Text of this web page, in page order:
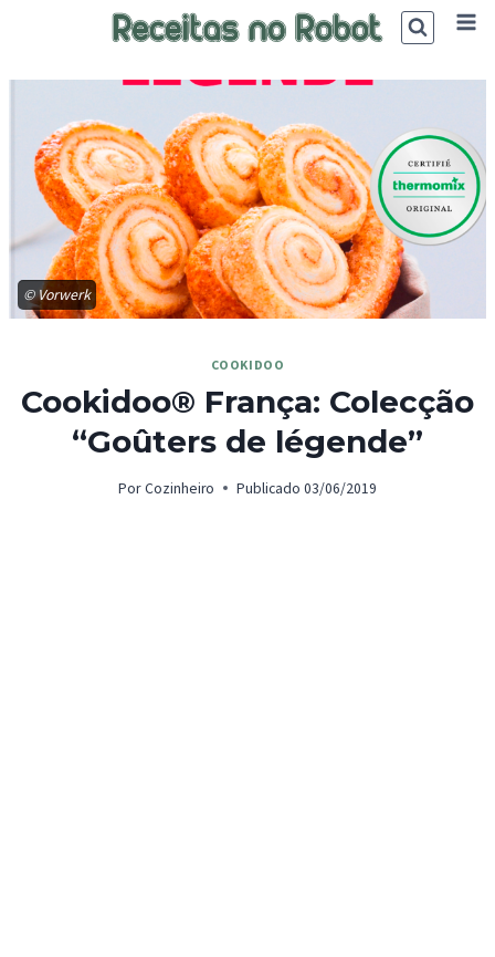
© Vorwerk
COOKIDOO
Cookidoo® França: Colecção
“Goûters de légende”
Por Cozinheiro Publicado 03/06/2019